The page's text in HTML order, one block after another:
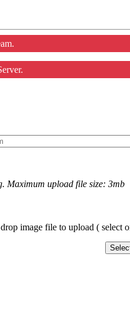
Maximum upload file size: 3mb
image file to upload ( select